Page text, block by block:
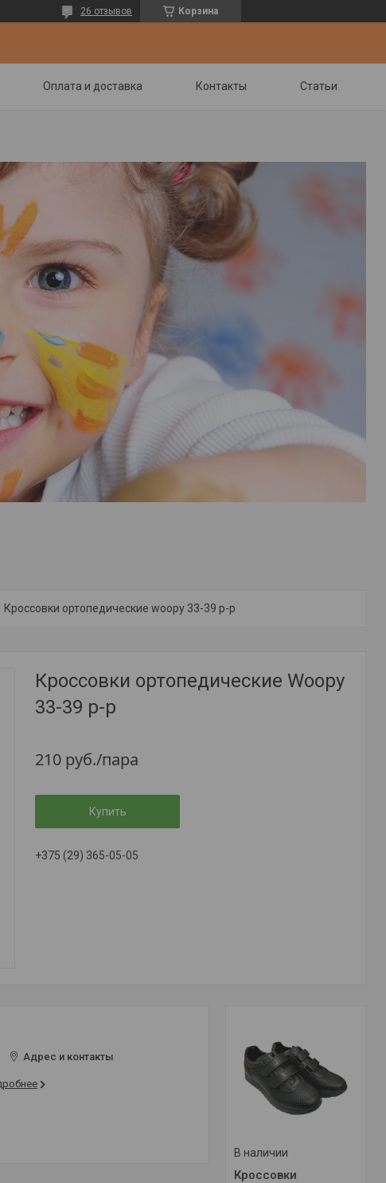
Корзина
26 отзывов
Оплата и доставка Контакты Статьи
Кроссовки ортопедические woopy 33-39 р-р
Кроссовки ортопедические Woopy
33-39 р-р
210 руб./пара
Купить
+375 (29) 365-05-05
В наличии
Кроссовки
Адрес и контакты